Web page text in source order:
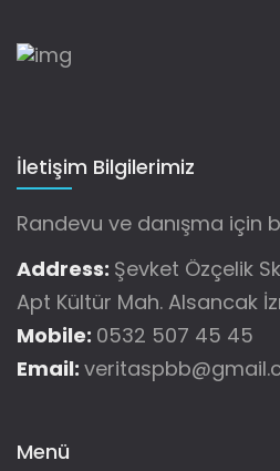
İletişim Bilgilerimiz
Randevu ve danışma için
Address: Şevket Özçelik
Apt Kültür Mah. Alsancak
Mobile: 0532 507 45 45
Email:
Menü